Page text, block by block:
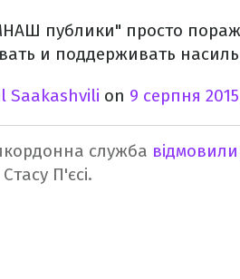
публики" просто
и поддерживать
Saakashvili on 9 серпня
служба відмовили
П'єсі.